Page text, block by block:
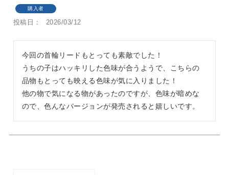
購入者
投稿日 2026/03/12
今回の首輪リードもとっても素敵でした！
うちの子はハッキリした色味が合うようで、こちらの
品物もとっても映える色味が気に入りました！
他の物で気になる物があったのですが、色味が暗めな
ので、色んなバージョンが発売されると嬉しいです。